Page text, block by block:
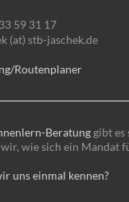
59 31 17
(at) stb-jaschek.de
Routenplaner
Beratunggibt es
wie sich ein Mandat
uns einmal kennen?